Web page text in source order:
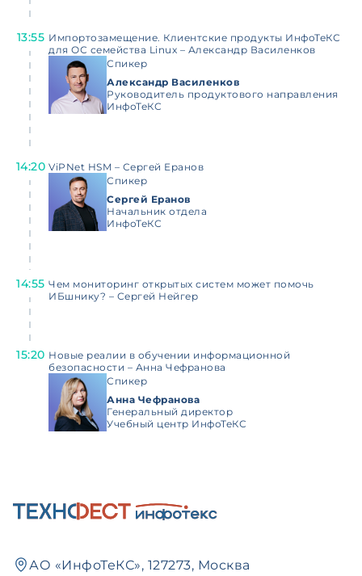
13:55 Импортозамещение. Клиентские продукты ИнфоТеКС
для ОС семейства Linux – Александр Василенков
Спикер
Александр Василенков
Руководитель продуктового направления
ИнфоТеКС
14:20 ViPNet HSM – Сергей Еранов
Спикер
Сергей Еранов
Начальник отдела
ИнфоТеКС
14:55 Чем мониторинг открытых систем может помочь
ИБшнику? – Сергей Нейгер
15:20 Новые реалии в обучении информационной
безопасности – Анна Чефранова
Спикер
Анна Чефранова
Генеральный директор
Учебный центр ИнфоТеКС
АО «ИнфоТеКС», 127273, Москва